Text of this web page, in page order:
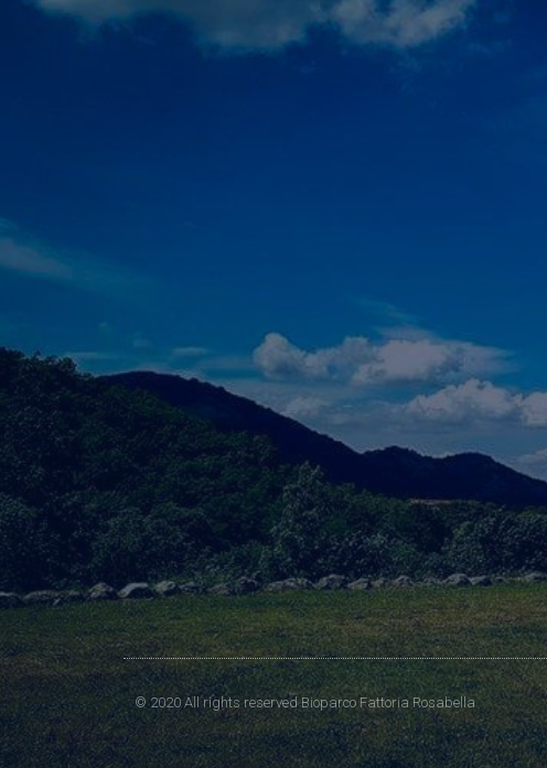
© 2020 All rights reserved Bioparco Fattoria Rosabella